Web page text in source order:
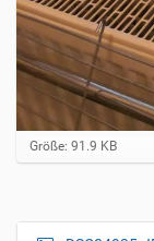
Z
e
e
Größe: 91.9 KB